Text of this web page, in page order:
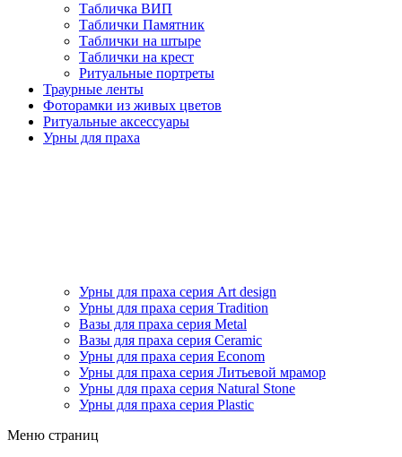
Табличка ВИП
Таблички Памятник
Таблички на штыре
Таблички на крест
Ритуальные портреты
Траурные ленты
Фоторамки из живых цветов
Ритуальные аксессуары
Урны для праха
Урны для праха серия Art design
Урны для праха серия Tradition
Вазы для праха серия Metal
Вазы для праха серия Ceramic
Урны для праха серия Econom
Урны для праха серия Литьевой мрамор
Урны для праха серия Natural Stone
Урны для праха серия Plastic
Меню страниц